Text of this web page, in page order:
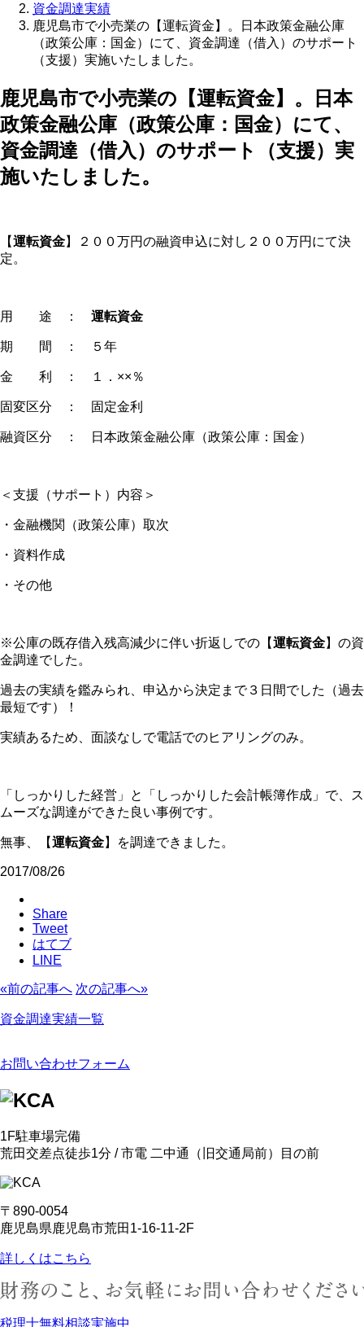
資金調達実績
鹿児島市で小売業の【運転資金】。日本政策金融公庫
（政策公庫：国金）にて、資金調達（借入）のサポート
（支援）実施いたしました。
鹿児島市で小売業の【運転資金】。日本
政策金融公庫（政策公庫：国金）にて、
資金調達（借入）のサポート（支援）実
施いたしました。
【運転資金】２００万円の融資申込に対し２００万円にて決
定。
用 途 ： 運転資金
期 間 ： ５年
金 利 ： １．××％
固変区分 ： 固定金利
融資区分 ： 日本政策金融公庫（政策公庫：国金）
＜支援（サポート）内容＞
・金融機関（政策公庫）取次
・資料作成
・その他
※公庫の既存借入残高減少に伴い折返しでの【運転資金】の資
金調達でした。
過去の実績を鑑みられ、申込から決定まで３日間でした（過去
最短です）！
実績あるため、面談なしで電話でのヒアリングのみ。
「しっかりした経営」と「しっかりした会計帳簿作成」で、ス
ムーズな調達ができた良い事例です。
無事、【運転資金】を調達できました。
2017/08/26
Share
Tweet
はてブ
LINE
«前の記事へ 次の記事へ»
資金調達実績一覧
お問い合わせフォーム
1F駐車場完備
荒田交差点徒歩1分 / 市電 二中通
（旧交通局前） 目の前
〒890-0054
鹿児島県鹿児島市荒田1-16-11-2F
詳しくはこちら
税理士無料相談実施中